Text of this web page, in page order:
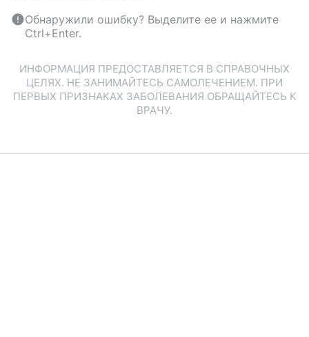
Обнаружили ошибку? Выделите ее и нажмите
Ctrl+Enter.
ИНФОРМАЦИЯ ПРЕДОСТАВЛЯЕТСЯ В СПРАВОЧНЫХ
ЦЕЛЯХ. НЕ ЗАНИМАЙТЕСЬ САМОЛЕЧЕНИЕМ. ПРИ
ПЕРВЫХ ПРИЗНАКАХ ЗАБОЛЕВАНИЯ ОБРАЩАЙТЕСЬ К
ВРАЧУ.